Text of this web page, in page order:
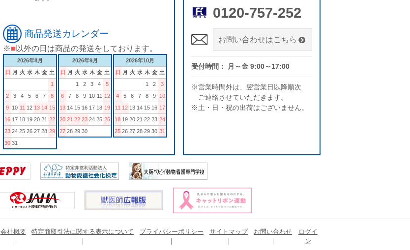
商品発送カレンダー
※■ 以外の日は商品の発送をしております。
2026年8月
日
月 火 水 木 金 土
1
2
3 4 5 6 7
8
9 10 11 12 13 14 15
16 17 18 19 20 21 22
23 24 25 26 27 28 29
30 31
2026年9月
日
月 火 水 木 金 土
1
2 3 4
5
6
7 8 9 10 11 12
13 14 15 16 17 18 19
20 21 22 23 24 25 26
27 28 29 30
2026年10月
日
月 火 水 木 金 土
1
2
3
4
5 6 7 8 9
10
11 12 13 14 15 16 17
18 19 20 21 22 23 24
25 26 27 28 29 30 31
0120-757-252
お問い合わせはこちら
受付時間： 月～金 9:00～17:00
※営業時間外は、翌営業日以降順次
ご連絡させていただきます。
※土・日・祝の出荷はございません。
会社概要 特定商取引法に関する表示について プライバシーポリシー サイトマップ お問い合わせ
ログイ
ン